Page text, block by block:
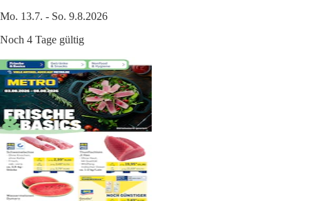
Mo. 13.7. - So. 9.8.2026
Noch 4 Tage gültig